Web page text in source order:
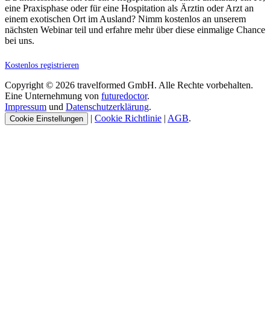
eine Praxisphase oder für eine Hospitation als Ärztin oder Arzt an
einem exotischen Ort im Ausland? Nimm kostenlos an unserem
nächsten Webinar teil und erfahre mehr über diese einmalige Chance
bei uns.
Kostenlos registrieren
Copyright © 2026 travelformed GmbH. Alle Rechte vorbehalten.
Eine Unternehmung von futuredoctor.
Impressum und Datenschutzerklärung.
Cookie Einstellungen | Cookie Richtlinie | AGB.